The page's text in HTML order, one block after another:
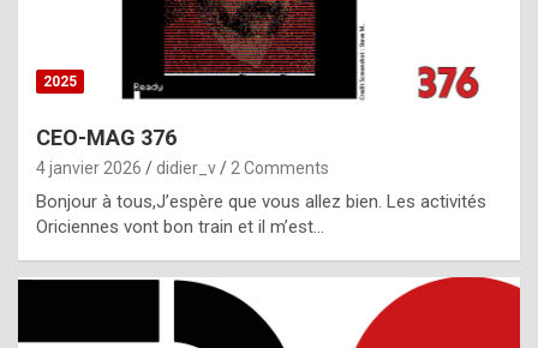
o
r
p
e
c
i
l
2025
CEO-MAG 376
4 janvier 2026 didier_v 2 Comments
Bonjour à tous,J’espère que vous allez bien. Les activités
Oriciennes vont bon train et il m’est…